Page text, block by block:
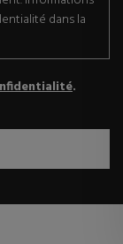
dans la
.